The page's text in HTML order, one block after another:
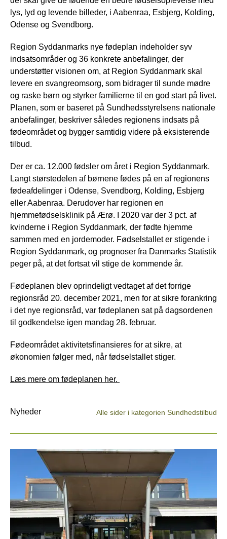
lys, lyd og levende billeder, i Aabenraa, Esbjerg, Kolding,
Odense og Svendborg.
Region Syddanmarks nye fødeplan indeholder syv
indsatsområder og 36 konkrete anbefalinger, der
understøtter visionen om, at Region Syddanmark skal
levere en svangreomsorg, som bidrager til sunde mødre
og raske børn og styrker familierne til en god start på livet.
Planen, som er baseret på Sundhedsstyrelsens nationale
anbefalinger, beskriver således regionens indsats på
fødeområdet og bygger samtidig videre på eksisterende
tilbud.
Der er ca. 12.000 fødsler om året i Region Syddanmark.
Langt størstedelen af børnene fødes på en af regionens
fødeafdelinger i Odense, Svendborg, Kolding, Esbjerg
eller Aabenraa. Derudover har regionen en
hjemmefødselsklinik på Ærø. I 2020 var der 3 pct. af
kvinderne i Region Syddanmark, der fødte hjemme
sammen med en jordemoder. Fødselstallet er stigende i
Region Syddanmark, og prognoser fra Danmarks Statistik
peger på, at det fortsat vil stige de kommende år.
Fødeplanen blev oprindeligt vedtaget af det forrige
regionsråd 20. december 2021, men for at sikre forankring
i det nye regionsråd, var fødeplanen sat på dagsordenen
til godkendelse igen mandag 28. februar.
Fødeområdet aktivitetsfinansieres for at sikre, at
økonomien følger med, når fødselstallet stiger.
Læs mere om fødeplanen her.
Nyheder Alle sider i kategorien Sundhedstilbud